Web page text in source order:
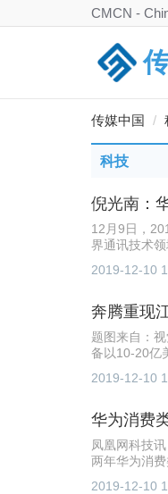
CMCN -
传媒中国
科技
倪光南：
12月9日，
界通讯技术
2019-12-10
奔腾重现
题图来自：
备以10-20亿
2019-12-10
华为消费
凤凰网科技
两年华为消
2019-12-10